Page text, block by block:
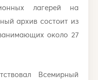
лагерей на
архив состоит из
около 27
Всемирный